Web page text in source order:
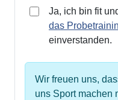
Ja, ich bin fit
das
einverstanden.
Wir freuen uns,
uns Sport machen